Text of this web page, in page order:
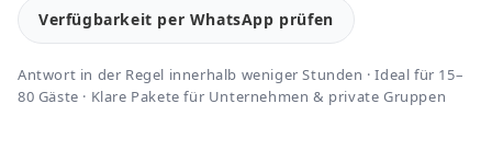
Verfügbarkeit per WhatsApp prüfen
Antwort in der Regel innerhalb weniger Stunden · Ideal für 15–
80 Gäste · Klare Pakete für Unternehmen & private Gruppen